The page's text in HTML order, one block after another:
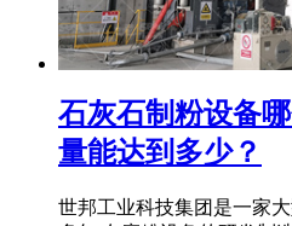
石灰石制粉设备
量能达到多少？
世邦工业科技集团是一家